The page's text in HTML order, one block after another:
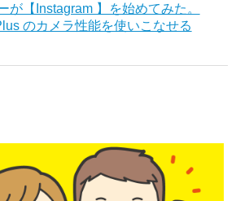
が【Instagram 】を始めてみた。
のカメラ性能を使いこなせる